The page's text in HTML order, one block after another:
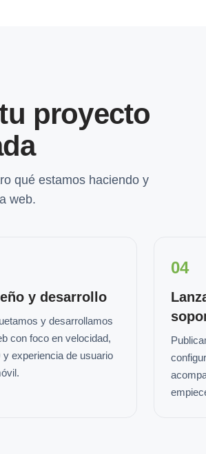
proyecto
qué estamos haciendo y
web.
y desarrollo
y desarrollamos
con foco en velocidad,
y experiencia de usuario
04